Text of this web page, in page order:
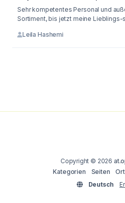
Sehr kompetentes Personal und
Sortiment, bis jetzt meine Lieblings-
Leila Hashemi
Copyright © 2026
Kategorien
Seiten
Deutsch